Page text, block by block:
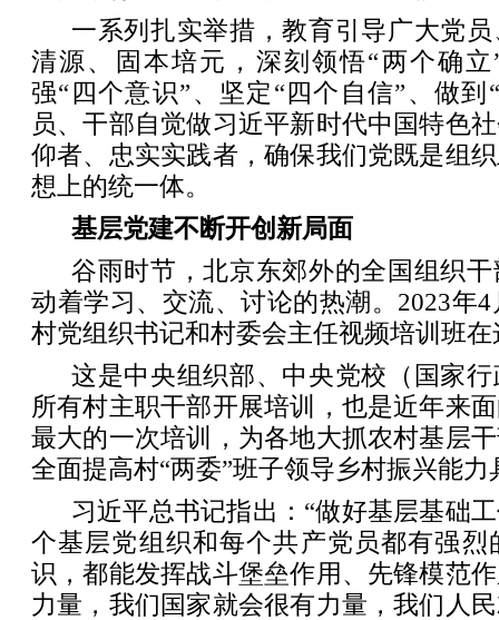
一系列扎实举措，教育引导广大党
清源、固本培元，深刻领悟“两个确
强“四个意识”、坚定“四个自信”、做到
员、干部自觉做习近平新时代中国特色
仰者、忠实实践者，确保我们党既是组
想上的统一体。
基层党建不断开创新局面
谷雨时节，北京东郊外的全国组织
动着学习、交流、讨论的热潮。2023年
村党组织书记和村委会主任视频培训班
这是中央组织部、中央党校（国家
所有村主职干部开展培训，也是近年来
最大的一次培训，为各地大抓农村基层
全面提高村“两委”班子领导乡村振兴能
习近平总书记指出：“做好基层基础
个基层党组织和每个共产党员都有强烈
识，都能发挥战斗堡垒作用、先锋模范
力量，我们国家就会很有力量，我们人